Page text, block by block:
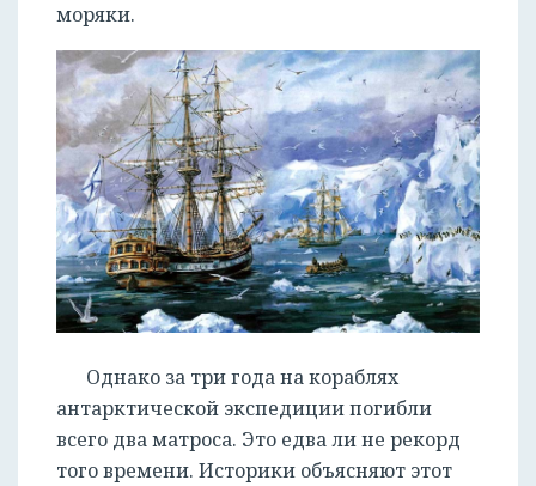
моряки.
Однако за три года на кораблях
антарктической экспедиции погибли
всего два матроса. Это едва ли не рекорд
того времени. Историки объясняют этот